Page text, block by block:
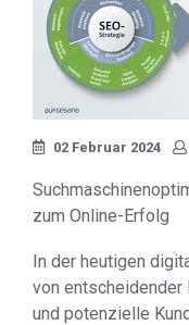
02 Februar 2024
zum Online-Erfolg
In der heutigen
von entscheidender
und potenzielle